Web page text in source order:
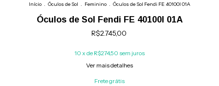
Início . Óculos de Sol . Feminino . Óculos de Sol Fendi FE 40100I 01A
Óculos de Sol Fendi FE 40100I 01A
R$2.745,00
10 x de R$274,50 sem juros
Ver mais detalhes
Frete grátis